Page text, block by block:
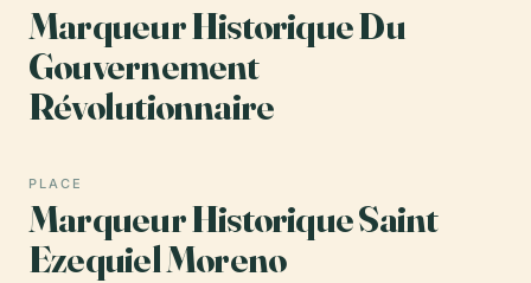
Marqueur Historique Du
Gouvernement
Révolutionnaire
PLACE
Marqueur Historique Saint
Ezequiel Moreno